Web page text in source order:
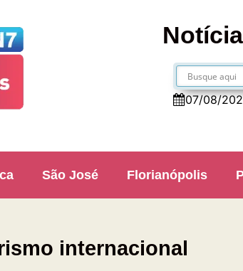
07/08/
São José Florianópolis
internacional